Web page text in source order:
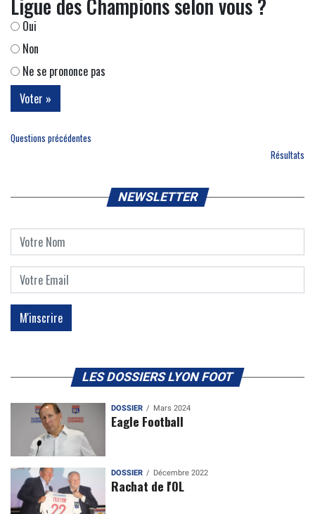
Ligue des Champions selon vous ?
Oui
Non
Ne se prononce pas
Questions précédentes
Résultats
NEWSLETTER
LES DOSSIERS LYON FOOT
DOSSIER Mars 2024
Eagle Football
DOSSIER Décembre 2022
Rachat de l'OL